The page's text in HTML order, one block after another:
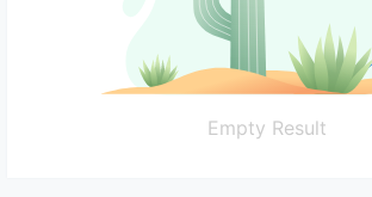
Empty Result